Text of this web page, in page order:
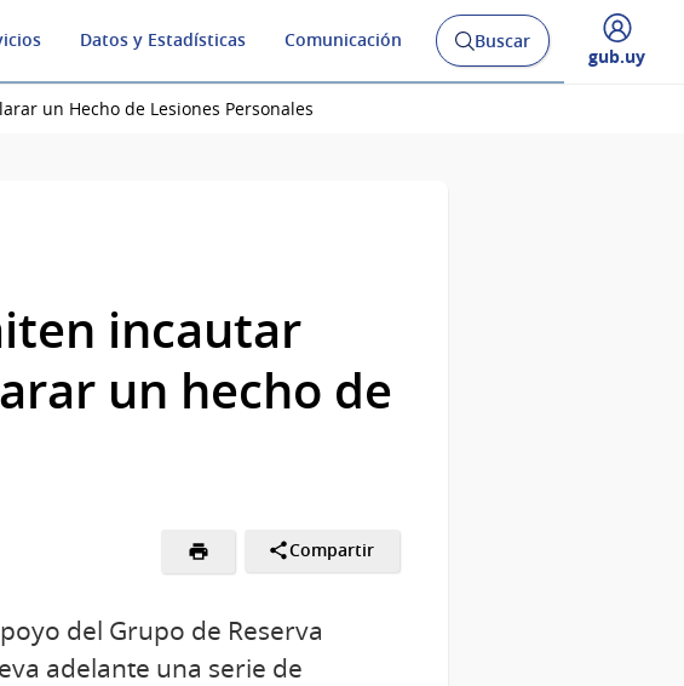
Datos y Estadísticas Comunicación
Abrir
buscador
Buscar
Desplegar
gub.uy
un Hecho de Lesiones Personales
incautar
un hecho de
Compartir
del Grupo de Reserva
adelante una serie de